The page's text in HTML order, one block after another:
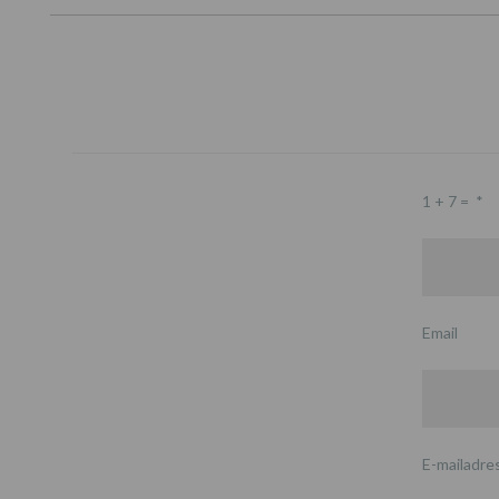
1 + 7 = *
Email
E-